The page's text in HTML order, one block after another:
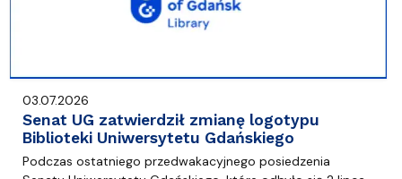
03.07.2026
Senat UG zatwierdził zmianę logotypu
Biblioteki Uniwersytetu Gdańskiego
Podczas ostatniego przedwakacyjnego posiedzenia